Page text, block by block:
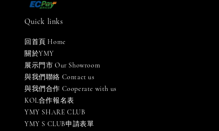
Quick links
回首頁 Home
關於YMY
展示門市 Our Showroom
與我們聯絡 Contact us
與我們合作 Cooperate with us
KOL合作報名表
YMY SHARE CLUB
YMY S CLUB申請表單